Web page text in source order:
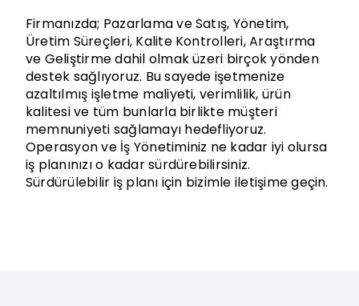
Firmanızda; Pazarlama ve Satış, Yönetim,
Üretim Süreçleri, Kalite Kontrolleri, Araştırma
ve Geliştirme dahil olmak üzeri birçok yönden
destek sağlıyoruz. Bu sayede işetmenize
azaltılmış işletme maliyeti, verimlilik, ürün
kalitesi ve tüm bunlarla birlikte müşteri
memnuniyeti sağlamayı hedefliyoruz.
Operasyon ve İş Yönetiminiz ne kadar iyi olursa
iş planınızı o kadar sürdürebilirsiniz.
Sürdürülebilir iş planı için bizimle iletişime geçin.